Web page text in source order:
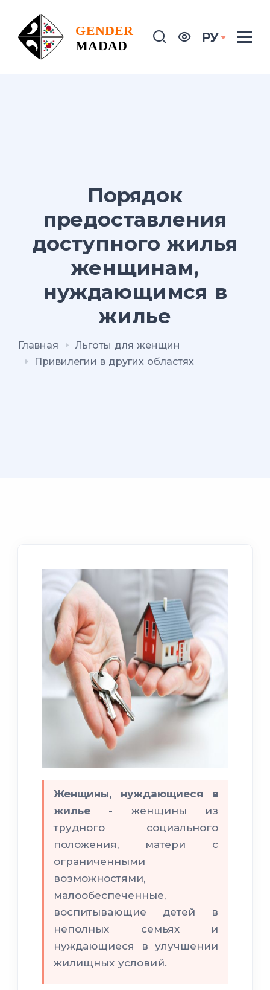
РУ
Порядок
предоставления
доступного жилья
женщинам,
нуждающимся в
жилье
Главная
Льготы для женщин
Привилегии в других областях
Женщины, нуждающиеся в
жилье - женщины из
трудного социального
положения, матери с
ограниченными
возможностями,
малообеспеченные,
воспитывающие детей в
неполных семьях и
нуждающиеся в улучшении
жилищных условий.